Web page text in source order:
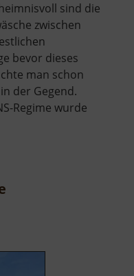
sind die
zwischen
bevor dieses
man schon
der Gegend.
Regime wurde